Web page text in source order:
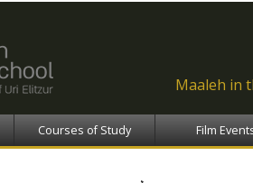
Maaleh in
Courses of Study Film